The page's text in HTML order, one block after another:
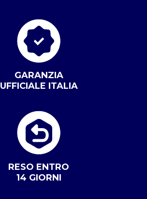
GARANZIA
UFFICIALE ITALIA
RESO ENTRO
14 GIORNI